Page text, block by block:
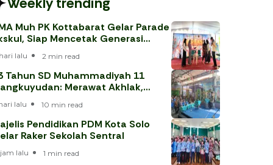
Muh PK Kottabarat Gelar Parade
Siap Mencetak Generasi
lalu 2 min read
Tahun SD Muhammadiyah 11
Merawat Akhlak,
lalu 10 min read
Pendidikan PDM Kota Solo
Raker Sekolah Sentral
jam lalu 1 min read